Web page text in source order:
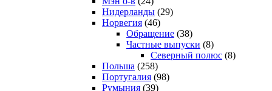
Нидерланды (29)
Норвегия (46)
Обращение (38)
Частные выпуски (8)
Северный полюс (8)
Польша (258)
Португалия (98)
Румыния (39)